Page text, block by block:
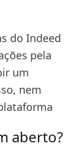
do Indeed
pela
um
nem
aberto?